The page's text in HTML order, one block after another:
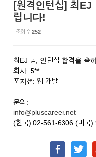
[원격인턴십] 최EJ
립니다!
조회 수 252
최EJ 님, 인턴십 합격을 축
회사: 5**
포지션: 웹 개발
문의:
info@pluscareer.net
(한국) 02-561-6306 (미국